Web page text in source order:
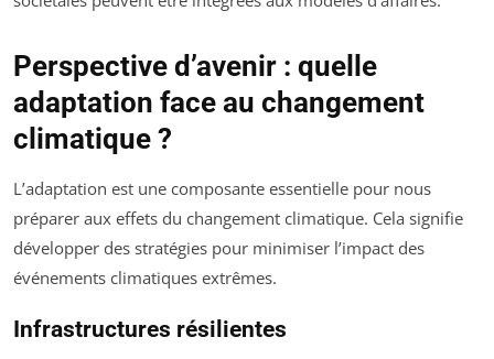
Perspective d’avenir : quelle
adaptation face au changement
climatique ?
L’adaptation est une composante essentielle pour nous
préparer aux effets du changement climatique. Cela signifie
développer des stratégies pour minimiser l’impact des
événements climatiques extrêmes.
Infrastructures résilientes